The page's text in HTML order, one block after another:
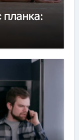
планка: